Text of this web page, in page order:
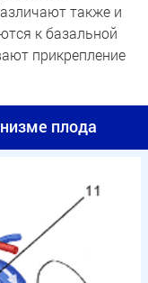
также и
к базальной
прикрепление
плода